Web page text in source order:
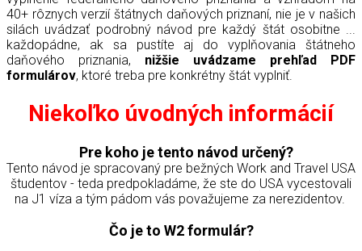
40+ rôznych verzií štátnych daňových priznaní, nie je v našich
silách uvádzať podrobný návod pre každý štát osobitne ...
každopádne, ak sa pustíte aj do vyplňovania štátneho
daňového priznania, nižšie uvádzame prehľad PDF
formulárov, ktoré treba pre konkrétny štát vyplniť.
Niekoľko úvodných informácií
Pre koho je tento návod určený?
Tento návod je spracovaný pre bežných Work and Travel USA
študentov - teda predpokladáme, že ste do USA vycestovali
na J1 víza a tým pádom vás považujeme za nerezidentov.
Čo je to W2 formulár?